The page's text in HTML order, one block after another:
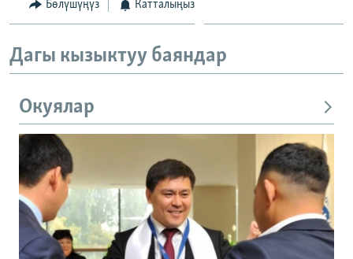
Бөлүшүңүз Катталыңыз
Дагы кызыктуу баяндар
Окуялар